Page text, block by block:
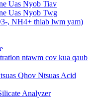
Uas Nyob Tiav
Uas Nyob Twg
, NH4+ thiab lwm yam)
ntawm cov kua qaub
Qhov Ntsuas Acid
Analyzer